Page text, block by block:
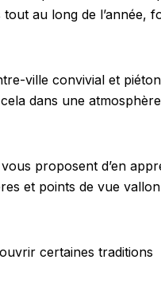
au long de l’année,
ville convivial et
dans une atmosphère
proposent d’en
et points de vue
certaines traditions